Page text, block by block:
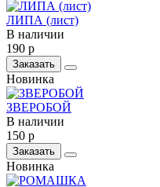
ЛИПА (лист)
В наличии
190 р
Заказать
Новинка
ЗВЕРОБОЙ
В наличии
150 р
Заказать
Новинка